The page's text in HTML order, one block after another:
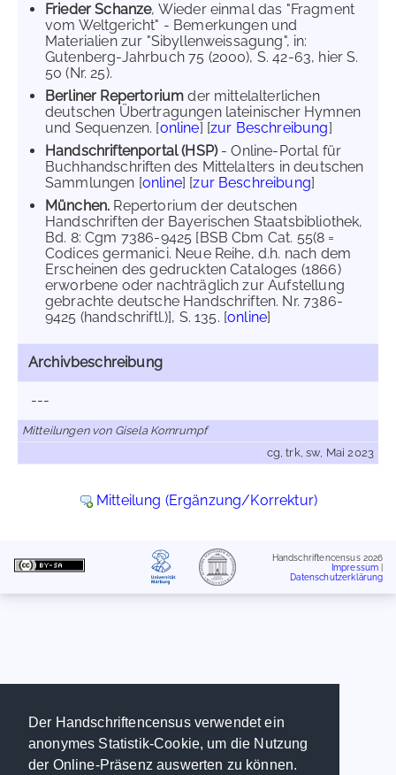
Der Handschriftencensus verwendet ein
anonymes Statistik-Cookie, um die Nutzung
der Online-Präsenz auswerten zu können.
Frieder Schanze, Wieder einmal das "Fragment
vom Weltgericht" - Bemerkungen und
Materialien zur "Sibyllenweissagung", in:
Gutenberg-Jahrbuch 75 (2000), S. 42-63, hier S.
50 (Nr. 25).
Berliner Repertorium der mittelalterlichen
deutschen Übertragungen lateinischer Hymnen
und Sequenzen. [online] [zur Beschreibung]
Handschriftenportal (HSP)- Online-Portal für
Buchhandschriften des Mittelalters in deutschen
Sammlungen [online] [zur Beschreibung]
München. Repertorium der deutschen
Handschriften der Bayerischen Staatsbibliothek,
Bd. 8: Cgm 7386-9425 [BSB Cbm Cat. 55(8 =
Codices germanici. Neue Reihe, d.h. nach dem
Erscheinen des gedruckten Cataloges (1866)
erworbene oder nachträglich zur Aufstellung
gebrachte deutsche Handschriften. Nr. 7386-
9425 (handschriftl.)], S. 135. [online]
Archivbeschreibung
---
Mitteilungen von Gisela Kornrumpf
cg, trk, sw, Mai 2023
Mitteilung (Ergänzung/Korrektur)
Handschriftencensus 2026
Impressum
Datenschutzerklärung